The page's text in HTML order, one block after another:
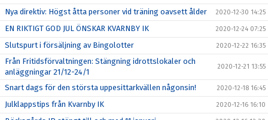
Nya direktiv: Högst åtta personer vid träning oavsett ålder 2020-12-30 14:25
EN RIKTIGT GOD JUL ÖNSKAR KVARNBY IK 2020-12-24 07:25
Slutspurt i försäljning av Bingolotter 2020-12-22 16:35
Från Fritidsförvaltningen: Stängning idrottslokaler och
anläggningar 21/12-24/1
2020-12-21 13:55
Snart dags för den största uppesittarkvällen någonsin! 2020-12-18 16:45
Julklappstips från Kvarnby IK 2020-12-16 16:10